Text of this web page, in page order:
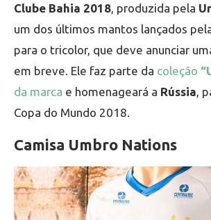
Clube Bahia 2018 , produzida pela
um dos últimos mantos lançados
para o tricolor, que deve anunciar
em breve. Ele faz parte da coleção
da marca e homenageará a Rússia ,
Copa do Mundo 2018.
Camisa Umbro Nations